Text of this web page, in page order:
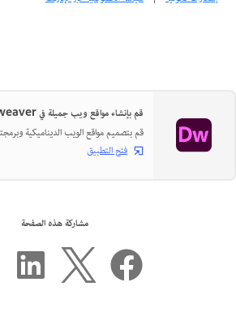
قم بإنشاء مواقع ويب جميلة في Dreamweaver
قم بتصميم مواقع الويب الديناميكية
فتح التطبيق
مشاركة هذه الصفحة